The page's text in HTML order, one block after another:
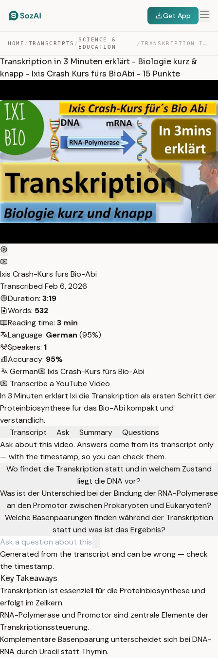
Get App
HOME / TRANSCRIPTS /
SCIENCE &
EDUCATION
/ TRANSKRIPTION IN 3 MINUTEN ERKLÄRT – BIOLOGIE KURZ & KN… — TRANSCRIPT
Transkription in 3 Minuten erklärt - Biologie kurz &
knapp - Ixis Crash Kurs fürs BioAbi - 15 Punkte
Ixis Crash-Kurs fürs Bio-Abi
Transcribed Feb 6, 2026
Duration: 3:19
Words: 532
Reading time: 3 min
Language: German (95%)
Speakers: 1
Accuracy: 95%
German
Ixis Crash-Kurs fürs Bio-Abi
Transcribe a YouTube Video
In 3 Minuten erklärt Ixi die Transkription als ersten Schritt der
Proteinbiosynthese für das Bio-Abi kompakt und
verständlich.
Transcript
Ask Summary
Questions
Ask about this video. Answers come from its transcript only
— with the timestamp, so you can check them.
Wo findet die Transkription statt und in welchem Zustand
liegt die DNA vor?
Was ist der Unterschied bei der Bindung der RNA-Polymerase
an den Promotor zwischen Prokaryoten und Eukaryoten?
Welche Basenpaarungen finden während der Transkription
statt und was ist das Ergebnis?
Generated from the transcript and can be wrong — check
the timestamp.
Key Takeaways
Transkription ist essenziell für die Proteinbiosynthese und
erfolgt im Zellkern.
RNA-Polymerase und Promotor sind zentrale Elemente der
Transkriptionssteuerung.
Komplementäre Basenpaarung unterscheidet sich bei DNA-
RNA durch Uracil statt Thymin.